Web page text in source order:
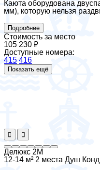
Каюта оборудована
мм), которую нельзя
Подробнее
Стоимость за место
105 230 ₽
Доступные номера:
415 416
Показать ещё
Делюкс 2М
12-14 м² 2 места Душ